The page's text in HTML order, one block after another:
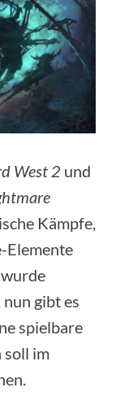
West 2 und
Kämpfe,
Elemente
gibt es
spielbare
soll im